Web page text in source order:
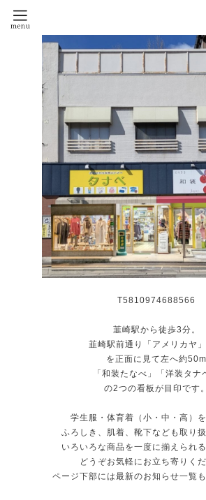
T5810974688566
韮崎駅から徒歩3分。
韮崎駅前通り「アメリカヤ
を正面に見て左へ約50m
「和装たなべ」「洋装タナ
の2つの看板が目印です。
学生服・体育着（小・中・高）を
ふろしき、肌着、靴下なども取り扱
いろいろな商品を一度に揃えられる
どうぞお気軽にお立ち寄りくだ
ページ下部には最新のお知らせ一覧